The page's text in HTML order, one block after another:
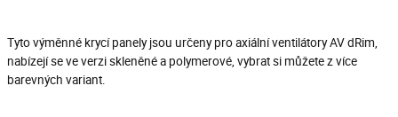
Tyto výměnné krycí panely jsou určeny pro axiální ventilátory AV dRim,
nabízejí se ve verzi skleněné a polymerové, vybrat si můžete z více
barevných variant.